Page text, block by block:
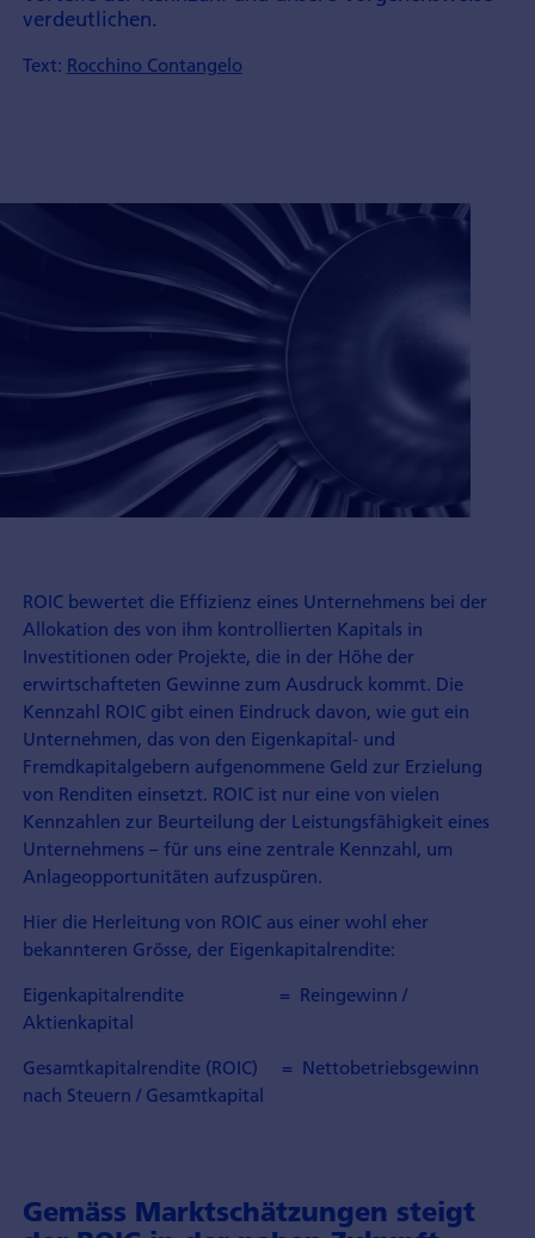
verdeutlichen.
Text: Rocchino Contangelo
ROIC bewertet die Effizienz eines Unternehmens bei der
Allokation des von ihm kontrollierten Kapitals in
Investitionen oder Projekte, die in der Höhe der
erwirtschafteten Gewinne zum Ausdruck kommt. Die
Kennzahl ROIC gibt einen Eindruck davon, wie gut ein
Unternehmen, das von den Eigenkapital- und
Fremdkapitalgebern aufgenommene Geld zur Erzielung
von Renditen einsetzt. ROIC ist nur eine von vielen
Kennzahlen zur Beurteilung der Leistungsfähigkeit eines
Unternehmens – für uns eine zentrale Kennzahl, um
Anlageopportunitäten aufzuspüren.
Hier die Herleitung von ROIC aus einer wohl eher
bekannteren Grösse, der Eigenkapitalrendite:
Eigenkapitalrendite = Reingewinn /
Aktienkapital
Gesamtkapitalrendite (ROIC) = Nettobetriebsgewinn
nach Steuern / Gesamtkapital
Gemäss Marktschätzungen steigt